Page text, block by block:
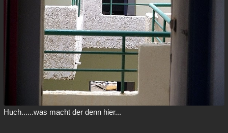
Huch......was macht der denn hier...